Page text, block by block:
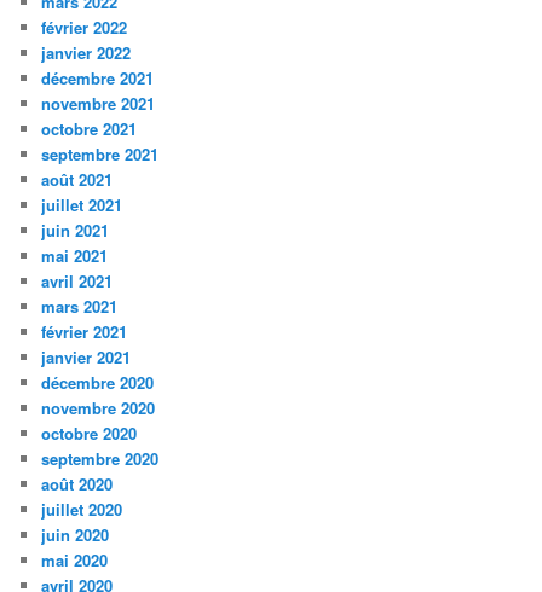
février 2022
janvier 2022
décembre 2021
novembre 2021
octobre 2021
septembre 2021
août 2021
juillet 2021
juin 2021
mai 2021
avril 2021
mars 2021
février 2021
janvier 2021
décembre 2020
novembre 2020
octobre 2020
septembre 2020
août 2020
juillet 2020
juin 2020
mai 2020
avril 2020